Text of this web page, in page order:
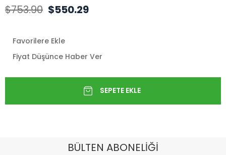
$753.90 $550.29
Favorilere Ekle
Fiyat Düşünce Haber Ver
BÜLTEN ABONELİĞİ